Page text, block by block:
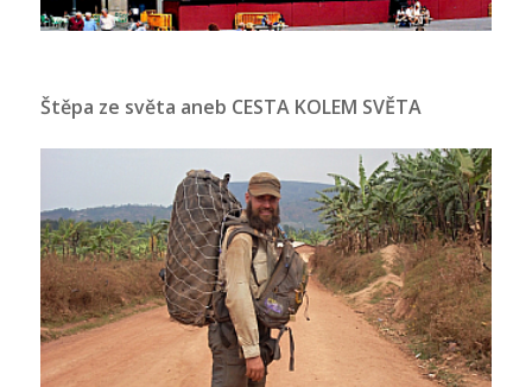
Štěpa ze světa aneb CESTA KOLEM SVĚTA